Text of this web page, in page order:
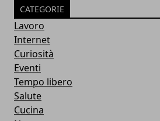
CATEGORIE
Lavoro
Internet
Curiosità
Eventi
Tempo libero
Salute
Cucina